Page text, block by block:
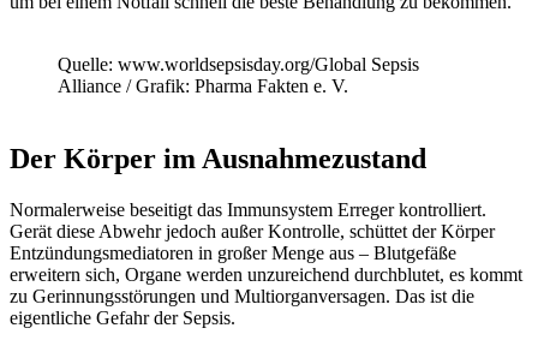
Quelle: www.worldsepsisday.org/Global Sepsis
Alliance / Grafik: Pharma Fakten e. V.
Der Körper im Ausnahmezustand
Normalerweise beseitigt das Immunsystem Erreger kontrolliert.
Gerät diese Abwehr jedoch außer Kontrolle, schüttet der Körper
Entzündungsmediatoren in großer Menge aus – Blutgefäße
erweitern sich, Organe werden unzureichend durchblutet, es kommt
zu Gerinnungsstörungen und Multiorganversagen. Das ist die
eigentliche Gefahr der Sepsis.